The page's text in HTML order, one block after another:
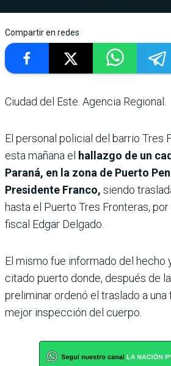
Compartir en redes
Ciudad del Este. Agencia Regional.
El personal policial del barrio Tres
esta mañana el hallazgo de un
Paraná, en la zona de Puerto
Presidente Franco, siendo
hasta el Puerto Tres Fronteras,
fiscal Edgar Delgado.
El mismo fue informado del hecho
citado puerto donde, después de
preliminar ordenó el traslado a una
mejor inspección del cuerpo.